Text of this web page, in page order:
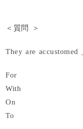
＜ 質問 ＞
They are
For
With
On
To